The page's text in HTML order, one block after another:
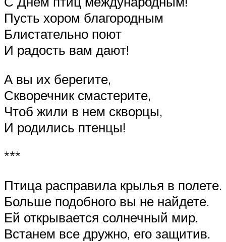
Пусть хором благородным
Блистательно поют
И радость вам дают!
А вы их берегите,
Скворечник смастерите,
Чтоб жили в нем скворцы,
И родились птенцы!
***
Птица расправила крылья в полете.
Больше подобного вы не найдете.
Ей открывается солнечный мир.
Встанем все дружно, его защитив.